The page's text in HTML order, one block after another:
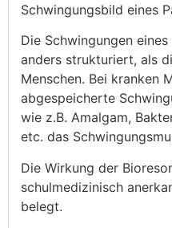
Schwingungsbild eines
Die Schwingungen
anders strukturiert, als
Menschen. Bei kranken
abgespeicherte
wie z.B. Amalgam,
etc. das
Die Wirkung der
schulmedizinisch
belegt.